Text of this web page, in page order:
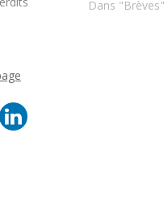
chantier situé
Dans "Brèves"